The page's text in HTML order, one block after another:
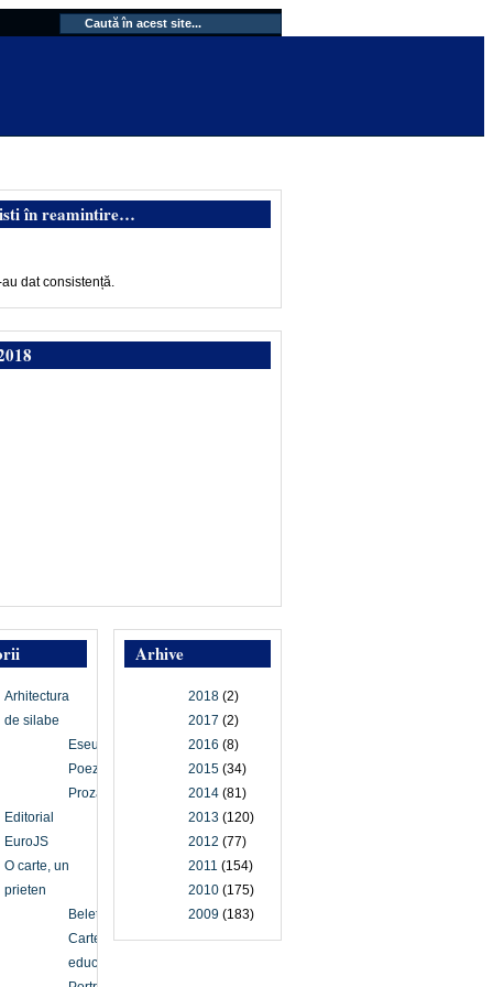
în reamintire…
dat consistență.
Arhive
2018 (2)
2017 (2)
2016 (8)
2015 (34)
2014 (81)
2013 (120)
2012 (77)
2011 (154)
2010 (175)
2009 (183)
Arhitectura
de silabe
Eseu
Poezie
Proză
Editorial
EuroJS
O carte, un
prieten
Beletristică
Carte
educațională